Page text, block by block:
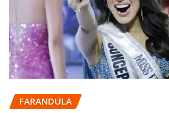
FARANDULA